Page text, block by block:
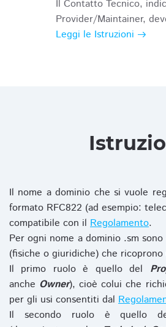
Il Contatto Tecnico,
Provider/Maintainer,
Leggi le Istruzioni
Il nome a dominio che si vuole
formato RFC822 (ad esempio:
compatibile con il Regolamento.
Per ogni nome a dominio .sm
(fisiche o giuridiche) che
Il primo ruolo è quello del
anche Owner), cioè colui che
per gli usi consentiti dal
Il secondo ruolo è quello